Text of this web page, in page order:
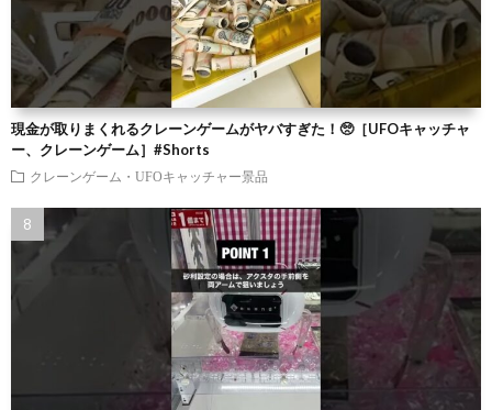
現金が取りまくれるクレーンゲームがヤバすぎた！🥺［UFOキャッチャ
ー、クレーンゲーム］#Shorts
クレーンゲーム・UFOキャッチャー景品